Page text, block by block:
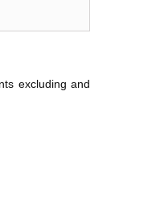
excluding and